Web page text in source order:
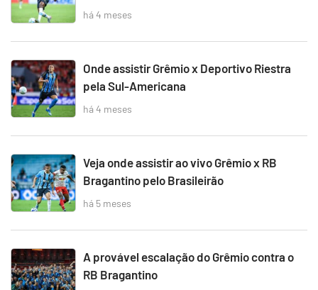
há 4 meses
Onde assistir Grêmio x Deportivo Riestra
pela Sul-Americana
há 4 meses
Veja onde assistir ao vivo Grêmio x RB
Bragantino pelo Brasileirão
há 5 meses
A provável escalação do Grêmio contra o
RB Bragantino